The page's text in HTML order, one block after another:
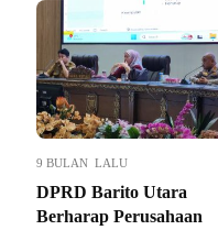
9 BULAN LALU
DPRD Barito Utara
Berharap Perusahaan